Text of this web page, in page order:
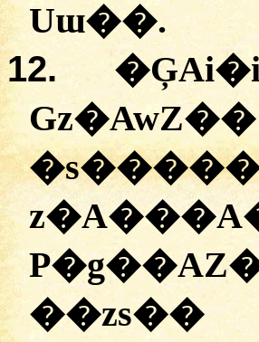
Uɯ��.
12.
��zs��